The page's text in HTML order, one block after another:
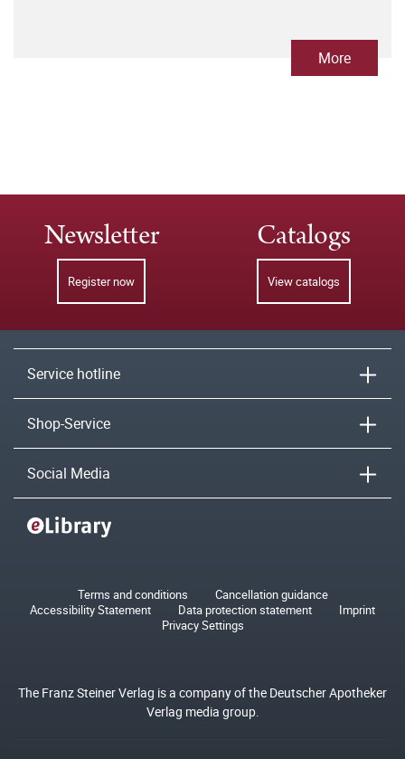
More
Newsletter
Register now
Catalogs
View catalogs
Service hotline
Shop-Service
Social Media
Terms and conditions
Cancellation guidance
Accessibility Statement
Data protection statement
Imprint
Privacy Settings
The Franz Steiner Verlag is a company of the Deutscher Apotheker
Verlag media group.